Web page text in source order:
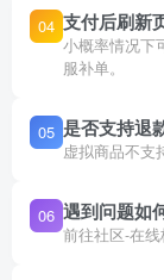
04 支付后刷新
小概率情况下
服补单。
05 是否支持退
虚拟商品不支
06 遇到问题如
前往社区-在线